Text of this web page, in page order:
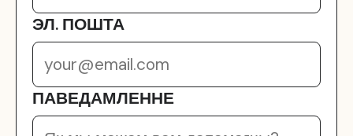
ЭЛ. ПОШТА
ПАВЕДАМЛЕННЕ